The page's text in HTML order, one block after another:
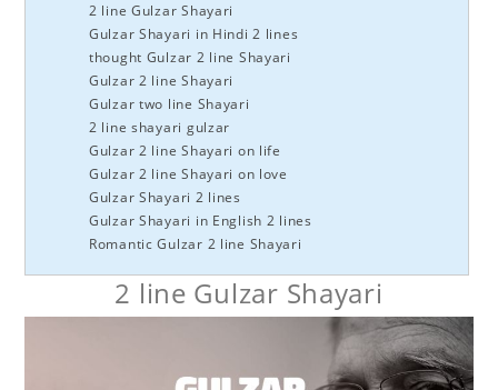
2 line Gulzar Shayari
Gulzar Shayari in Hindi 2 lines
thought Gulzar 2 line Shayari
Gulzar 2 line Shayari
Gulzar two line Shayari
2 line shayari gulzar
Gulzar 2 line Shayari on life
Gulzar 2 line Shayari on love
Gulzar Shayari 2 lines
Gulzar Shayari in English 2 lines
Romantic Gulzar 2 line Shayari
2 line Gulzar Shayari